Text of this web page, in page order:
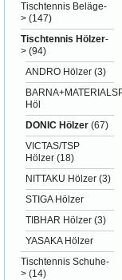
Tischtennis Beläge-
> (147)
Tischtennis Hölzer-
> (94)
ANDRO Hölzer (3)
Höl
DONIC Hölzer (67)
VICTAS/TSP
Hölzer (18)
NITTAKU Hölzer (3)
STIGA Hölzer
TIBHAR Hölzer (3)
YASAKA Hölzer
Tischtennis Schuhe-
> (14)